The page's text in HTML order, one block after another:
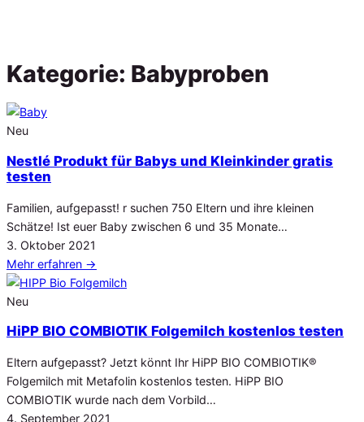
Kategorie: Babyproben
Neu
Nestlé Produkt für Babys und Kleinkinder gratis
testen
Familien, aufgepasst! r suchen 750 Eltern und ihre kleinen
Schätze! Ist euer Baby zwischen 6 und 35 Monate…
Veröffentlicht
am
3. Oktober 2021
Mehr erfahren →
Neu
HiPP BIO COMBIOTIK Folgemilch kostenlos testen
Eltern aufgepasst? Jetzt könnt Ihr HiPP BIO COMBIOTIK®
Folgemilch mit Metafolin kostenlos testen. HiPP BIO
COMBIOTIK wurde nach dem Vorbild…
Veröffentlicht
4. September 2021